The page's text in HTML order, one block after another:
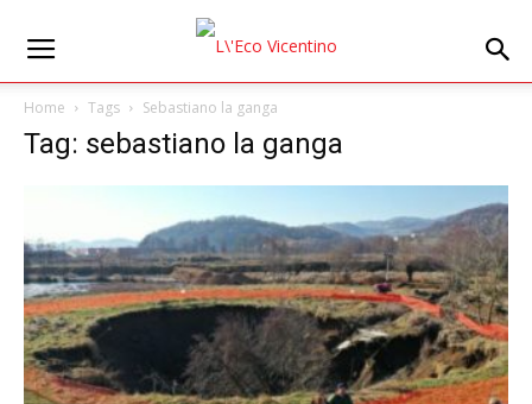
Home Tags Sebastiano la ganga
Tag: sebastiano la ganga